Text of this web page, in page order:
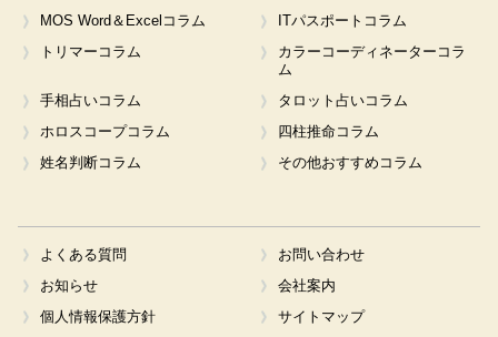
MOS Word＆Excelコラム
ITパスポートコラム
トリマーコラム
カラーコーディネーターコラ
ム
手相占いコラム
タロット占いコラム
ホロスコープコラム
四柱推命コラム
姓名判断コラム
その他おすすめコラム
よくある質問
お問い合わせ
お知らせ
会社案内
個人情報保護方針
サイトマップ